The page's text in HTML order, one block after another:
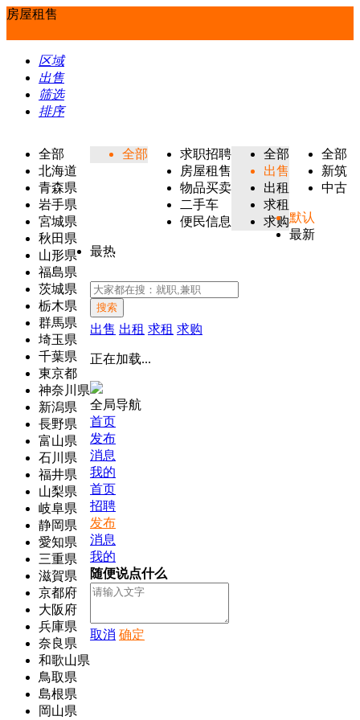
房屋租售
区域
出售
筛选
排序
全部
北海道
青森県
岩手県
宮城県
秋田県
山形県
福島県
茨城県
栃木県
群馬県
埼玉県
千葉県
東京都
神奈川県
新潟県
長野県
富山県
石川県
福井県
山梨県
岐阜県
静岡県
愛知県
三重県
滋賀県
京都府
大阪府
兵庫県
奈良県
和歌山県
鳥取県
島根県
岡山県
全部
求职招聘
房屋租售
物品买卖
二手车
便民信息
全部
出售
出租
求租
求购
全部
新筑
中古
默认
最新
最热
搜索
出售 出租 求租 求购
正在加载...
全局导航
首页
发布
消息
我的
首页
招聘
发布
消息
我的
随便说点什么
取消 确定